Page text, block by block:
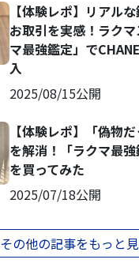
【体験レポ】リアル
お取引を実感！ラク
マ最強鑑定」で
入
2025/08/15公開
【体験レポ】「偽物
を解消！「ラクマ最
を買ってみた
2025/07/18公開
その他の記事をもっと